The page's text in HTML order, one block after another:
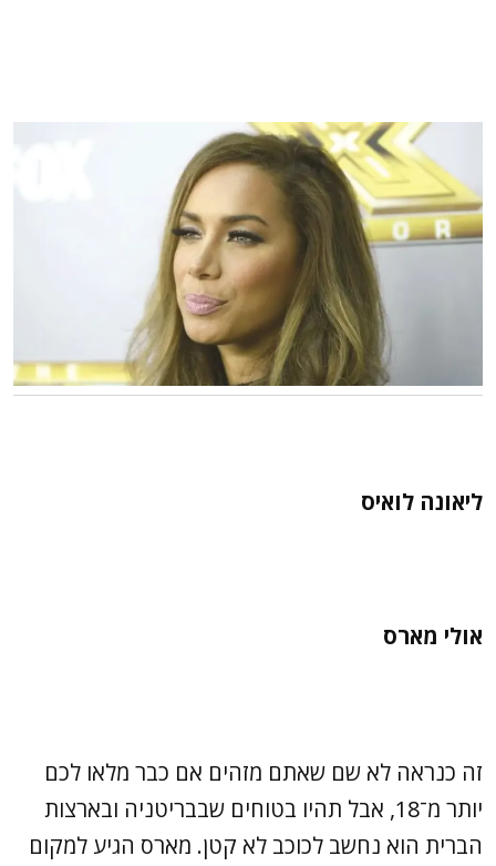
ליאונה לואיס
אולי מארס
זה כנראה לא שם שאתם מזהים אם כבר מלאו לכם
יותר מ־18, אבל תהיו בטוחים שבבריטניה ובארצות
הברית הוא נחשב לכוכב לא קטן. מארס הגיע למקום